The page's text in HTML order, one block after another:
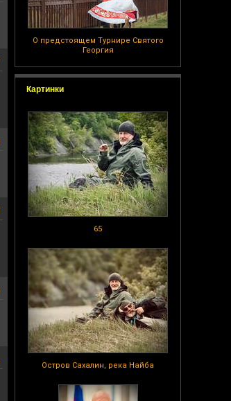
О предстоящем Турнире Святого
Георгия
Картинки
65
Остров Сахалин, река Найба